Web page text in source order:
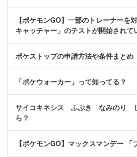
【ポケモンGO】一部のトレーナーを
キャッチャー」のテストが開始されて
ポケストップの申請方法や条件まとめ
「ポケウォーカー」って知ってる？
サイコキネシス ふぶき なみのり
ら？
【ポケモンGO】マックスマンデー